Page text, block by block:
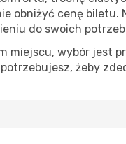
obniżyć cenę
do swoich
miejscu, wybór jest
żeby